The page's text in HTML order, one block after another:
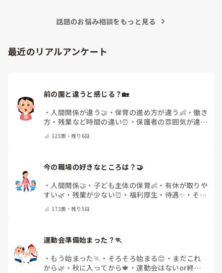
話題のお悩み相談をもっと見る
最近のリアルアンケート
前の園と違うと感じる？🏡
・ 人間関係が違う🤝 ・ 保育の進め方が違う👶 ・働き
方・残業など時間の違い⏰ ・保護者の雰囲気が違う
で教えてください)
125票・残り6日
・ 人間関係🤝 ・ 子ども主体の保育👶 ・ 有休が取りや
すい🌿 ・ 残業が少ない⏰ ・ 福利厚生・待遇✨ ・ その
172票・残り5日
運動会準備始まった？🏃
・ もう始まった🏃 ・ そろそろ始まる😊 ・ まだこれ
から🌿 ・ 秋に入ってから🍁 ・運動会はないor終わ